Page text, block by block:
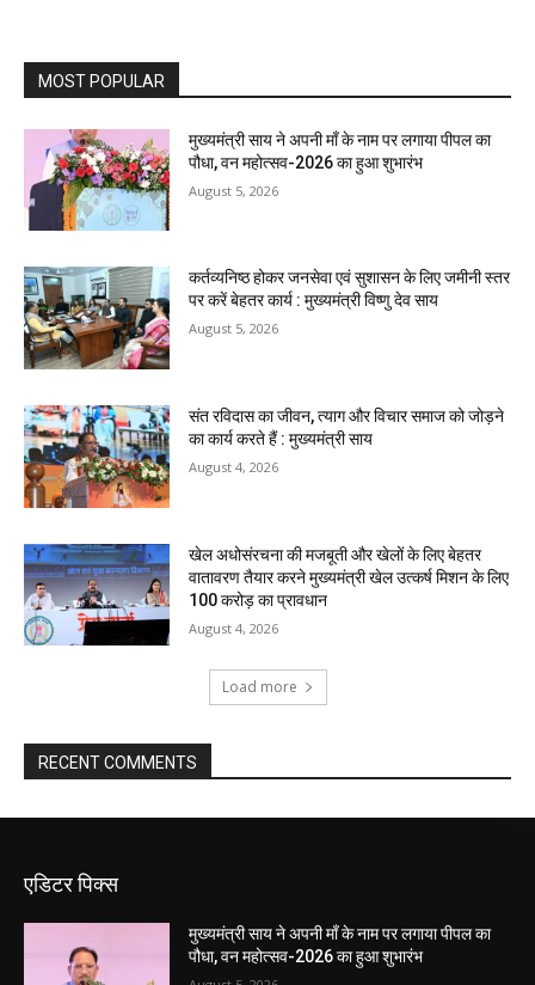
MOST POPULAR
मुख्यमंत्री साय ने अपनी माँ के नाम पर लगाया पीपल का
पौधा, वन महोत्सव-2026 का हुआ शुभारंभ
August 5, 2026
कर्तव्यनिष्ठ होकर जनसेवा एवं सुशासन के लिए जमीनी स्तर
पर करें बेहतर कार्य : मुख्यमंत्री विष्णु देव साय
August 5, 2026
संत रविदास का जीवन, त्याग और विचार समाज को जोड़ने
का कार्य करते हैं : मुख्यमंत्री साय
August 4, 2026
खेल अधोसंरचना की मजबूती और खेलों के लिए बेहतर
वातावरण तैयार करने मुख्यमंत्री खेल उत्कर्ष मिशन के लिए
100 करोड़ का प्रावधान
August 4, 2026
Load more
RECENT COMMENTS
एडिटर पिक्स
मुख्यमंत्री साय ने अपनी माँ के नाम पर लगाया पीपल का
पौधा, वन महोत्सव-2026 का हुआ शुभारंभ